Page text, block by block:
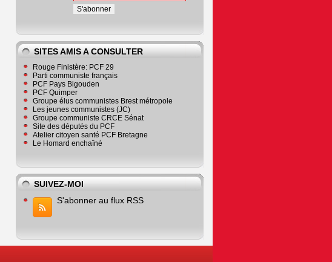
SITES AMIS A CONSULTER
Rouge Finistère: PCF 29
Parti communiste français
PCF Pays Bigouden
PCF Quimper
Groupe élus communistes Brest métropole
Les jeunes communistes (JC)
Groupe communiste CRCE Sénat
Site des députés du PCF
Atelier citoyen santé PCF Bretagne
Le Homard enchaîné
SUIVEZ-MOI
S'abonner au flux RSS